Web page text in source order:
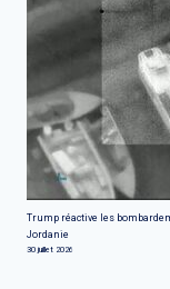
Trump réactive les
Jordanie
30 juillet 2026